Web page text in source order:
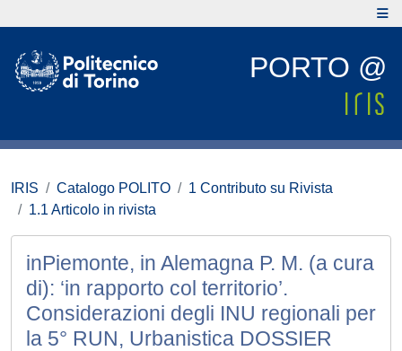
PORTO @
IRIS Catalogo POLITO
1 Contributo su Rivista
1.1 Articolo in rivista
inPiemonte, in Alemagna P. M. (a cura
di): ‘in rapporto col territorio’.
Considerazioni degli INU regionali per
la 5° RUN, Urbanistica DOSSIER